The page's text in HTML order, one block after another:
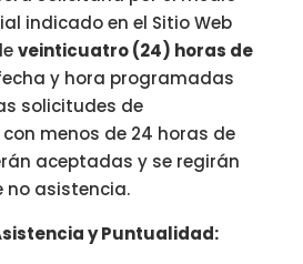
indicado en el Sitio Web
veinticuatro (24) horas de
y hora programadas
solicitudes de
menos de 24 horas de
aceptadas y se regirán
no asistencia.
y Puntualidad: